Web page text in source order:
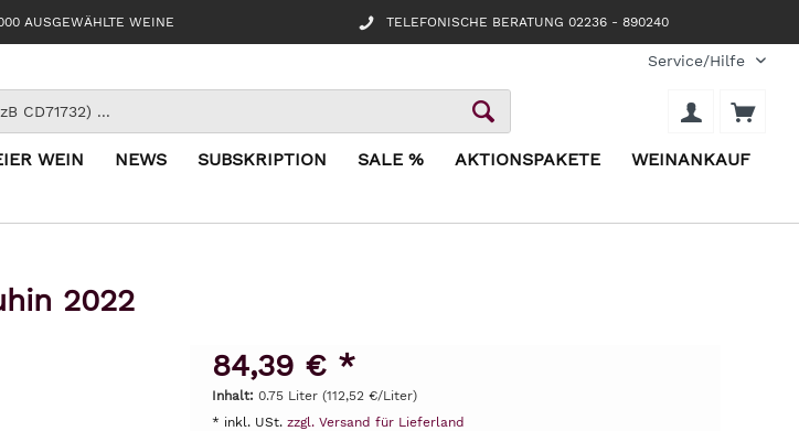
AUSGEWÄHLTE WEINE TELEFONISCHE BERATUNG 02236 - 890240
Service/Hilfe
WEIN NEWS SUBSKRIPTION SALE % AKTIONSPAKETE WEINANKAUF
2022
84,39 € *
Inhalt: 0.75 Liter (112,52 €/Liter)
* inkl. USt. zzgl. Versand für Lieferland